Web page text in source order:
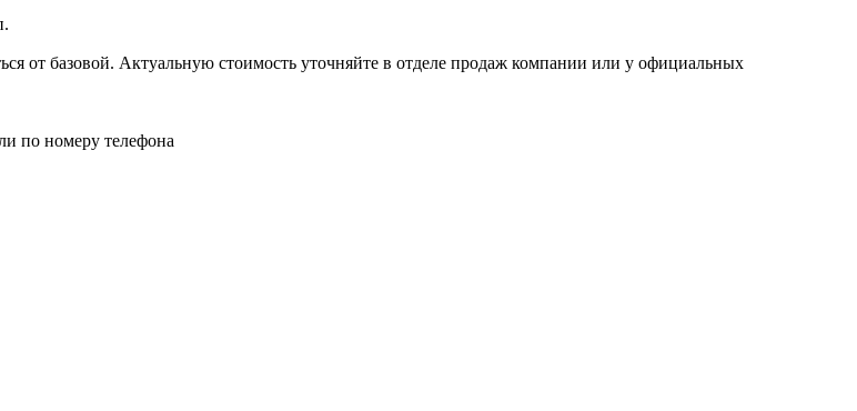
от базовой. Актуальную стоимость уточняйте в отделе продаж компании или у официальных
по номеру телефона